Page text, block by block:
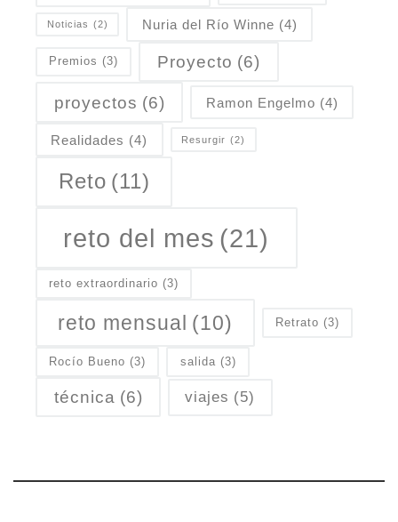
Noticias (2) Nuria del Río Winne (4)
Premios (3) Proyecto (6)
proyectos (6) Ramon Engelmo (4)
Realidades (4) Resurgir (2)
Reto (11)
reto del mes (21)
reto extraordinario (3)
reto mensual (10) Retrato (3)
Rocío Bueno (3) salida (3)
técnica (6) viajes (5)